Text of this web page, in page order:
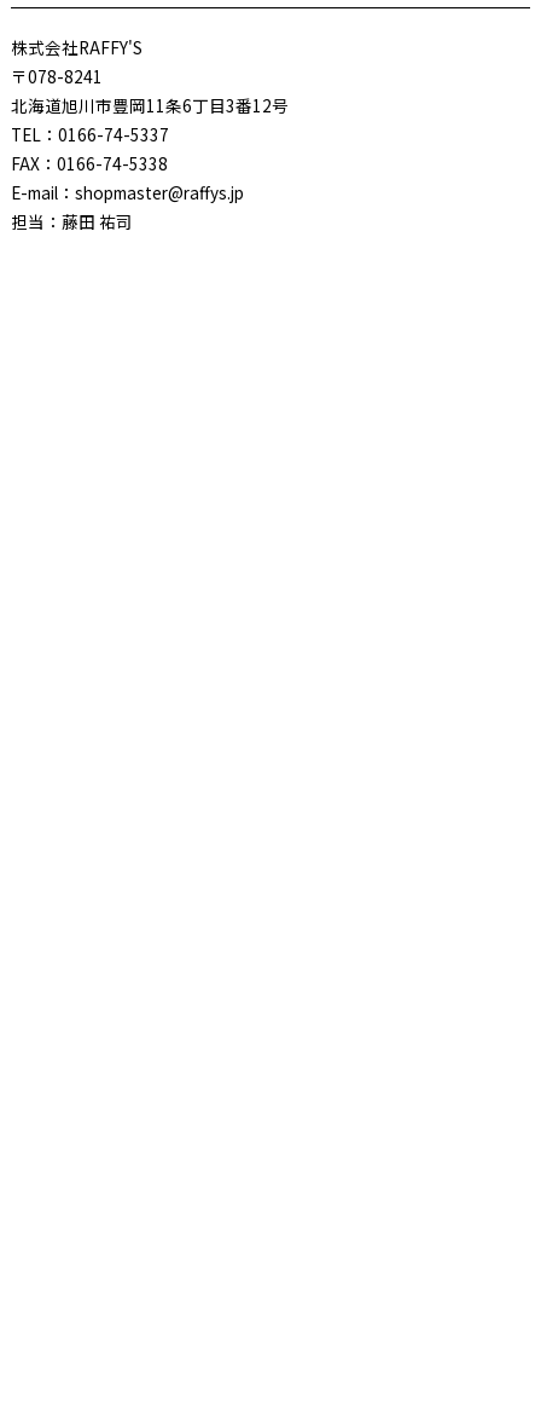
株式会社RAFFY'S
〒078-8241
北海道旭川市豊岡11条6丁目3番12号
TEL：0166-74-5337
FAX：0166-74-5338
E-mail：shopmaster@raffys.jp
担当：藤田 祐司